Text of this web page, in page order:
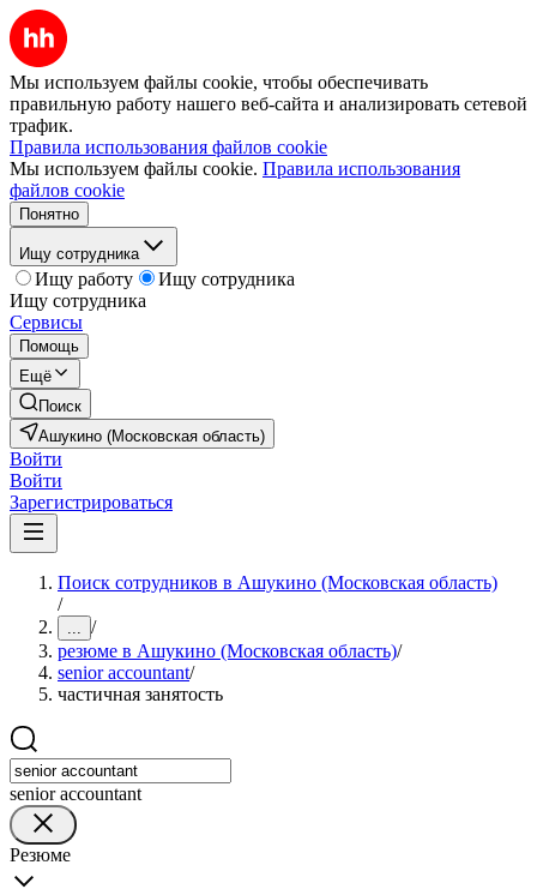
Мы используем файлы cookie, чтобы обеспечивать
правильную работу нашего веб-сайта и анализировать сетевой
трафик.
Правила использования файлов cookie
Мы используем файлы cookie. Правила использования
файлов cookie
Понятно
Ищу сотрудника
Ищу работу
Ищу сотрудника
Ищу сотрудника
Сервисы
Помощь
Ещё
Поиск
Ашукино (Московская область)
Войти
Войти
Зарегистрироваться
Поиск сотрудников в Ашукино (Московская область)
/
... /
резюме в Ашукино (Московская область)/
senior accountant/
частичная занятость
senior accountant
Резюме